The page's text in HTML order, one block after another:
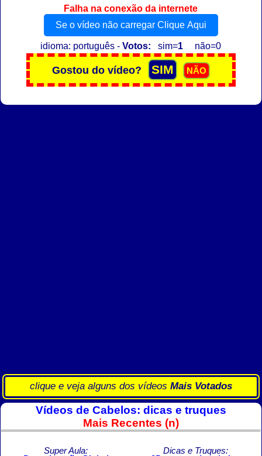
Falha na conexão da internete
Se o vídeo não carregar Clique Aqui
idioma: português -Votos: sim=1 não=0
clique e veja alguns dos vídeos Mais Votados
Vídeos de Cabelos: dicas e truques
Mais Recentes (n)
Super Aula:
Dicas e Truques: